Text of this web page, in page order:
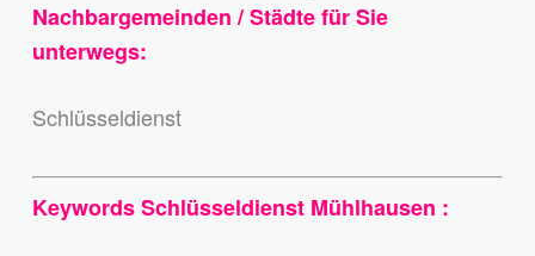
Nachbargemeinden / Städte für Sie
unterwegs:
Schlüsseldienst
Keywords Schlüsseldienst Mühlhausen :